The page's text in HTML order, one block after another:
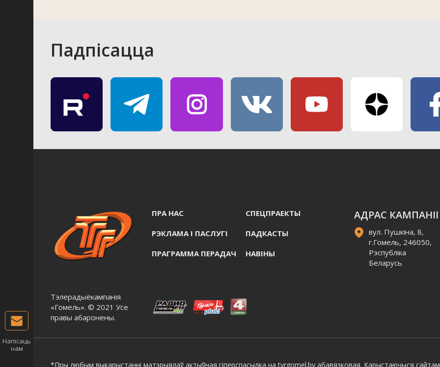
Падпісацца
Тэлерадыёкампанія
«Гомель». © 2021 Усе
правы абаронены.
ПРА НАС СПЕЦПРАЕКТЫ
РЭКЛАМА I ПАСЛУГI ПАДКАСТЫ
ПРАГРАММА ПЕРАДАЧ НАВIНЫ
АДРАС КАМПАНІІ
вул. Пушкіна, 8,
г.Гомель, 246050,
Рэспубліка
Беларусь
*Пры любым выкарыстанні матэрыялаў актыўная гіперспасылка на tvrgomel.by абавязковая. Карыстаючыся
Напісаць
нам